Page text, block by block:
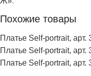
Похожие товары
Платье Self-portrait, арт.
Платье Self-portrait, арт.
Платье Self-portrait, арт.